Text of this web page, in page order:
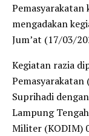
Pemasyarakatan
mengadakan
Jum’at (17/03/
Kegiatan razia
Pemasyarakatan
Suprihadi
Lampung
Militer (KODIM)